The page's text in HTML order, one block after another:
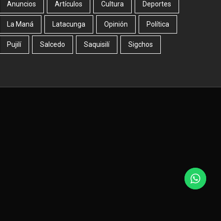
Anuncios Artículos Cultura Deportes
La Maná Latacunga Opinión Política
Pujilí Salcedo Saquisilí Sigchos